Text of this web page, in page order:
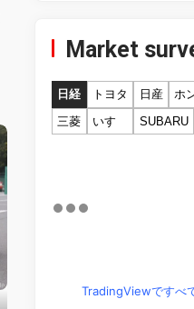
Market
日経 トヨタ 日産 ホ
三菱
いすゞ SUBARU
TradingViewですべ